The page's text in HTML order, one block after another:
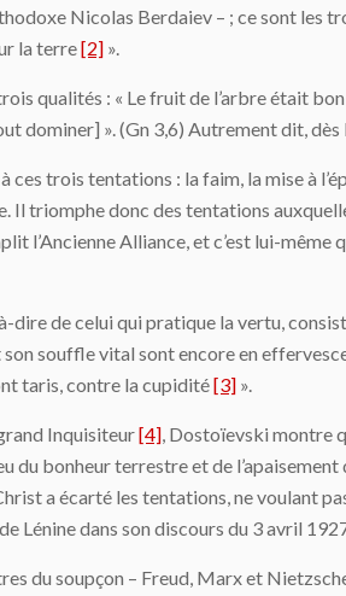
Nicolas Berdaiev – ; ce sont les
la terre[2] ».
qualités : « Le fruit de l’arbre était
dominer] ». (Gn 3,6) Autrement dit,
trois tentations : la faim, la mise à
triomphe donc des tentations
l’Ancienne Alliance, et c’est lui-
dire de celui qui pratique la vertu,
souffle vital sont encore en
taris, contre la cupidité[3] ».
Inquisiteur[4], Dostoïevski montre
bonheur terrestre et de
a écarté les tentations, ne voulant
Lénine dans son discours du 3 avril
du soupçon – Freud, Marx et